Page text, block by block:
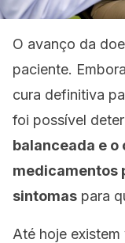
O avanço da
paciente.
cura definitiva
foi possível
balanceada e o
medicamentos
sintomas para
Até hoje